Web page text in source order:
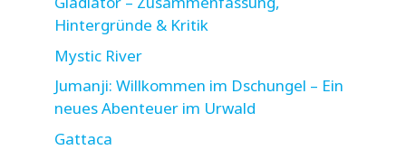
Hintergründe & Kritik
Mystic River
Jumanji: Willkommen im Dschungel – Ein
neues Abenteuer im Urwald
Gattaca